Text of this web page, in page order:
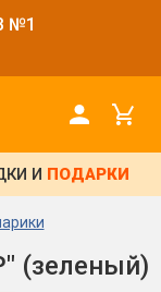
№1
И ПОДАРКИ
(зеленый)